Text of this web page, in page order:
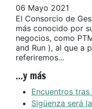
06 Mayo 2021
El Consorcio de
más conocido por
negocios, como
and Run ), al que a
referiremos...
...y más
Encuentros
Sigüenza será